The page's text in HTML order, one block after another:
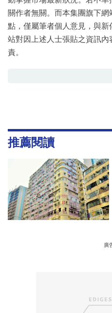
關作者無關。而本集團旗下
點，僅屬筆者個人意見，與
站對因上述人士張貼之資訊
責。
推薦閱讀
廣